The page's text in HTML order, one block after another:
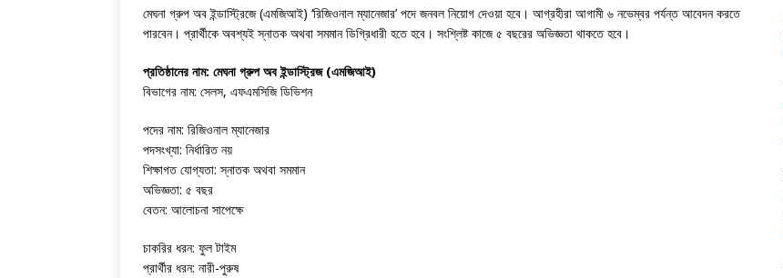
মেঘনা গ্রুপ অব ইন্ডাস্ট্রিজে (এমজিআই) ‘রিজিওনাল ম্যানেজার’ পদে জনবল নিয়োগ দেওয়া হবে। আগ্রহীরা আগামী ৬ নভেম্বর পর্যন্ত আবেদন করতে
পারবেন। প্রার্থীকে অবশ্যই স্নাতক অথবা সমমান ডিগ্রিধারী হতে হবে। সংশ্লিষ্ট কাজে ৫ বছরের অভিজ্ঞতা থাকতে হবে।
প্রতিষ্ঠানের নাম: মেঘনা গ্রুপ অব ইন্ডাস্ট্রিজ (এমজিআই)
বিভাগের নাম: সেলস, এফএমসিজি ডিভিশন
পদের নাম: রিজিওনাল ম্যানেজার
পদসংখ্যা: নির্ধারিত নয়
শিক্ষাগত যোগ্যতা: স্নাতক অথবা সমমান
অভিজ্ঞতা: ৫ বছর
বেতন: আলোচনা সাপেক্ষে
চাকরির ধরন: ফুল টাইম
প্রার্থীর ধরন: নারী-পুরুষ